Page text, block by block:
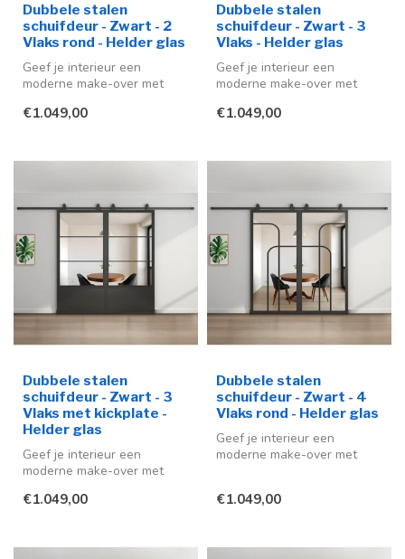
Dubbele stalen
schuifdeur - Zwart - 2
Vlaks rond - Helder glas
Geef je interieur een
moderne make-over met
schuifdeuren ...
€1.049,00
Dubbele stalen
schuifdeur - Zwart - 3
Vlaks - Helder glas
Geef je interieur een
moderne make-over met
schuifdeuren ...
€1.049,00
Dubbele stalen
schuifdeur - Zwart - 3
Vlaks met kickplate -
Helder glas
Geef je interieur een
moderne make-over met
schuifdeuren ...
€1.049,00
Dubbele stalen
schuifdeur - Zwart - 4
Vlaks rond - Helder glas
Geef je interieur een
moderne make-over met
€1.049,00